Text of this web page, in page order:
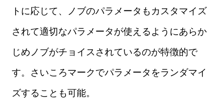
トに応じて、ノブのパラメータもカスタマイズ
されて適切なパラメータが使えるようにあらか
じめノブがチョイスされているのが特徴的で
す。さいころマークでパラメータをランダマイ
ズすることも可能。